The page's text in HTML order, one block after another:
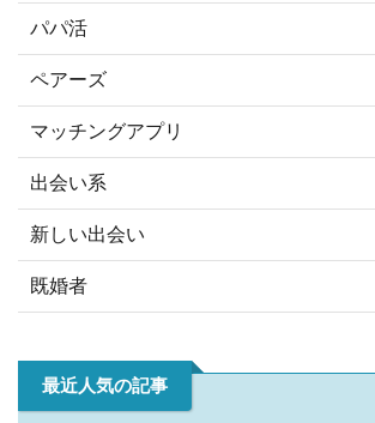
パパ活
ペアーズ
マッチングアプリ
出会い系
新しい出会い
既婚者
最近人気の記事